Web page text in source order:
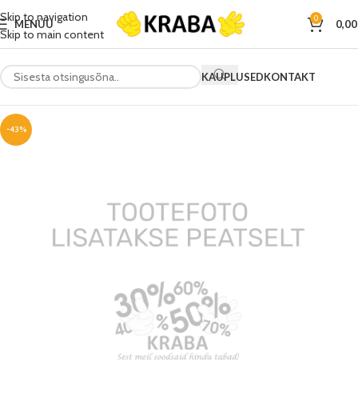
Skip to navigation
Skip to main content
MENÜÜ 0
KAUPLUSEDKONTAKT
-43%